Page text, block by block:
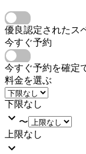
優良認定されたス
今すぐ予約
今すぐ予約を確定
料金を選ぶ
下限なし
〜
上限なし